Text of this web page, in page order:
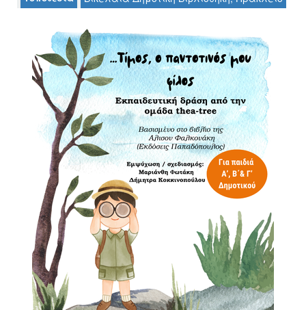
ΤΟΠΟΣ
ΠΟΛΙΤΙΣΜΟΣ
ΑΝΘΕΚΤΙΚΗ